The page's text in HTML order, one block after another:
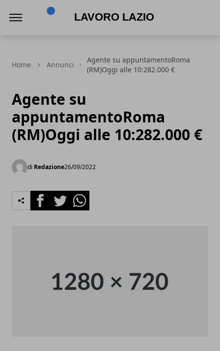
Home Annunci
Agente su appuntamentoRoma
(RM)Oggi alle 10:282.000 €
Agente su
appuntamentoRoma
(RM)Oggi alle 10:282.000 €
di Redazione26/09/2022
FacebookTwitterWhatsapp